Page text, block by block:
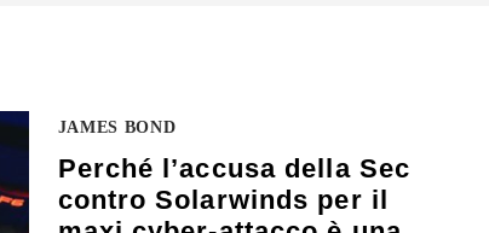
JAMES BOND
Perché l’accusa della Sec
contro Solarwinds per il